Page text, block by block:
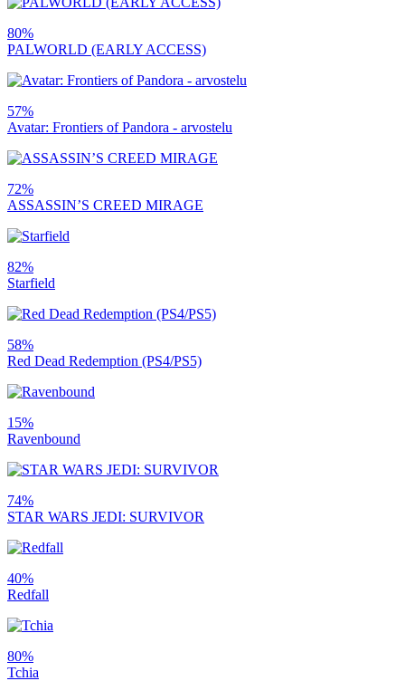
80%
PALWORLD (EARLY ACCESS)
57%
Avatar: Frontiers of Pandora - arvostelu
72%
ASSASSIN’S CREED MIRAGE
82%
Starfield
58%
Red Dead Redemption (PS4/PS5)
15%
Ravenbound
74%
STAR WARS JEDI: SURVIVOR
40%
Redfall
80%
Tchia